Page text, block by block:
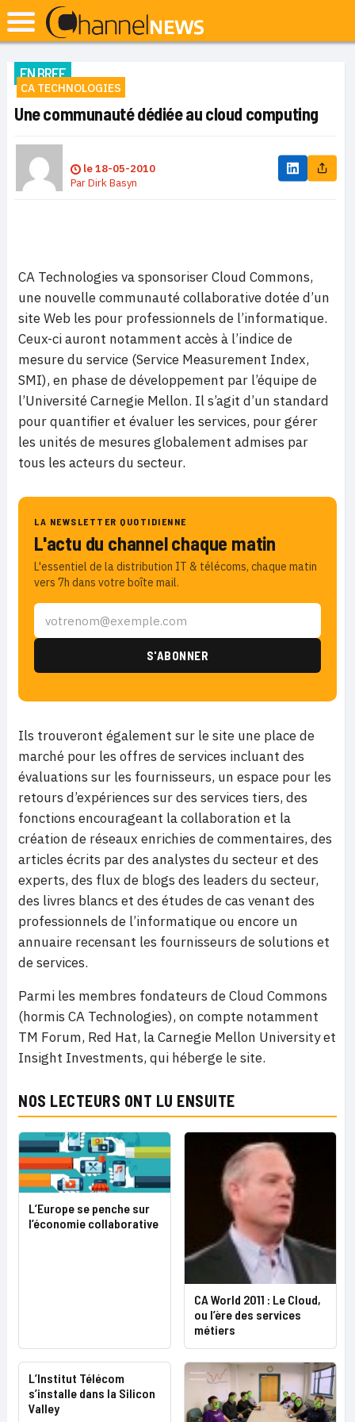
EN BREF
CA TECHNOLOGIES
Une communauté dédiée au cloud computing
le18-05-2010
ParDirk Basyn
CA Technologies va sponsoriser Cloud Commons,
une nouvelle communauté collaborative dotée d’un
site Web les pour professionnels de l’informatique.
Ceux-ci auront notamment accès à l’indice de
mesure du service (Service Measurement Index,
SMI), en phase de développement par l’équipe de
l’Université Carnegie Mellon. Il s’agit d’un standard
pour quantifier et évaluer les services, pour gérer
les unités de mesures globalement admises par
tous les acteurs du secteur.
LA NEWSLETTER QUOTIDIENNE
L'actu du channel chaque matin
L'essentiel de la distribution IT & télécoms, chaque matin
vers 7h dans votre boîte mail.
Ils trouveront également sur le site une place de
marché pour les offres de services incluant des
évaluations sur les fournisseurs, un espace pour les
retours d’expériences sur des services tiers, des
fonctions encourageant la collaboration et la
création de réseaux enrichies de commentaires, des
articles écrits par des analystes du secteur et des
experts, des flux de blogs des leaders du secteur,
des livres blancs et des études de cas venant des
professionnels de l’informatique ou encore un
annuaire recensant les fournisseurs de solutions et
de services.
Parmi les membres fondateurs de Cloud Commons
(hormis CA Technologies), on compte notamment
TM Forum, Red Hat, la Carnegie Mellon University et
Insight Investments, qui héberge le site.
NOS LECTEURS ONT LU ENSUITE
L’Europe se penche sur
l’économie collaborative
CA World 2011 : Le Cloud,
ou l’ère des services
métiers
L’Institut Télécom
s’installe dans la Silicon
Valley